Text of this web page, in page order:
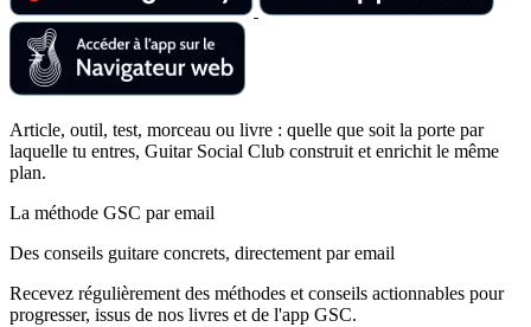
Article, outil, test, morceau ou livre : quelle que soit la porte par
laquelle tu entres, Guitar Social Club construit et enrichit le même
plan.
La méthode GSC par email
Des conseils guitare concrets, directement par email
Recevez régulièrement des méthodes et conseils actionnables pour
progresser, issus de nos livres et de l'app GSC.